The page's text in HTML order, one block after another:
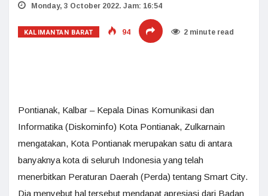
Monday, 3 October 2022. Jam: 16:54
KALIMANTAN BARAT 94 2 minute read
Pontianak, Kalbar – Kepala Dinas Komunikasi dan
Informatika (Diskominfo) Kota Pontianak, Zulkarnain
mengatakan, Kota Pontianak merupakan satu di antara
banyaknya kota di seluruh Indonesia yang telah
menerbitkan Peraturan Daerah (Perda) tentang Smart City.
Dia menyebut hal tersebut mendapat apresiasi dari Badan